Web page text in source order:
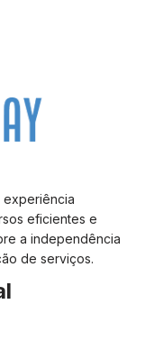
experiência
eficientes e
a independência
de serviços.